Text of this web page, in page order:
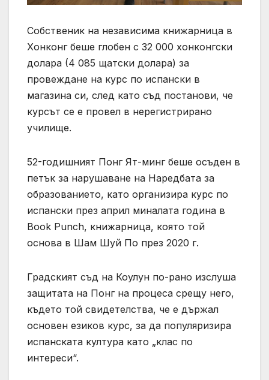
Собственик на независима книжарница в
Хонконг беше глобен с 32 000 хонконгски
долара (4 085 щатски долара) за
провеждане на курс по испански в
магазина си, след като съд постанови, че
курсът се е провел в нерегистрирано
училище.
52-годишният Понг Ят-минг беше осъден в
петък за нарушаване на Наредбата за
образованието, като организира курс по
испански през април миналата година в
Book Punch, книжарница, която той
основа в Шам Шуй По през 2020 г.
Градският съд на Коулун по-рано изслуша
защитата на Понг на процеса срещу него,
където той свидетелства, че е държал
основен езиков курс, за да популяризира
испанската култура като „клас по
интереси“.